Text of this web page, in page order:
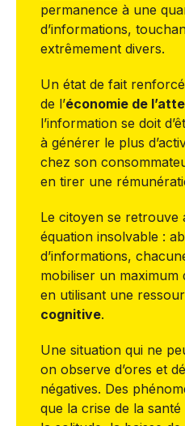
permanence à une
d’informations,
extrêmement divers.
Un état de fait
de l’économie de
l’information se doit
à générer le plus
chez son
en tirer une
Le citoyen se retrouve
équation insolvable :
d’informations,
mobiliser un maximum
en utilisant une
cognitive.
Une situation qui ne
on observe d’ores et
négatives. Des
que la crise de la